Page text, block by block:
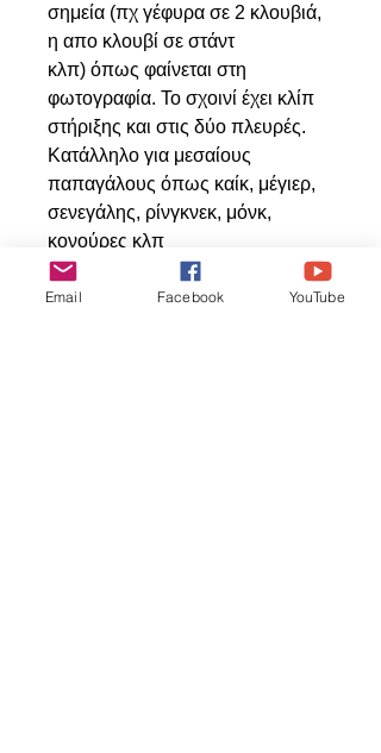
σημεία (πχ γέφυρα σε 2 κλουβιά,
η απο κλουβί σε στάντ
κλπ) όπως φαίνεται στη
φωτογραφία. Το σχοινί έχει κλίπ
στήριξης και στις δύο πλευρές.
Κατάλληλο για μεσαίους
παπαγάλους όπως καίκ, μέγιερ,
σενεγάλης, ρίνγκνεκ, μόνκ,
κονούρες κλπ
Email Facebook YouTube